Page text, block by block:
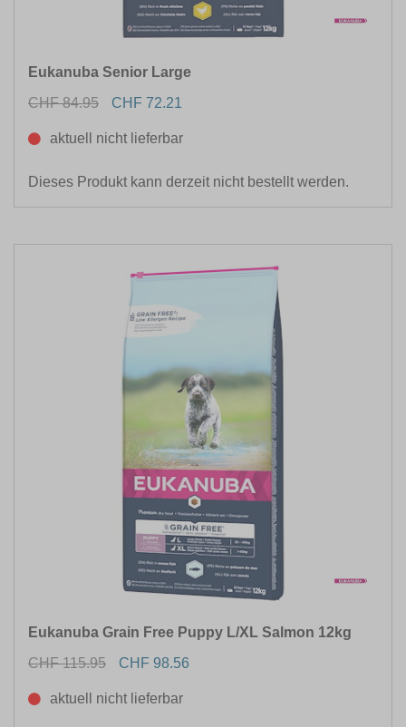
Eukanuba Senior Large
CHF 84.95
CHF 72.21
aktuell nicht lieferbar
Dieses Produkt kann derzeit nicht bestellt werden.
Eukanuba Grain Free Puppy L/XL Salmon 12kg
CHF 115.95
CHF 98.56
aktuell nicht lieferbar